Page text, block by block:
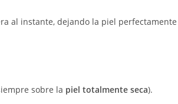
al instante, dejando la piel
sobre la piel totalmente seca).